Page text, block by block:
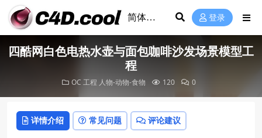
登录
四酷网白色电热水壶与面包咖啡沙发场景模型工
程
OC 工程 人物-动物-食物 120 0
详情介绍 常见问题 评论建议